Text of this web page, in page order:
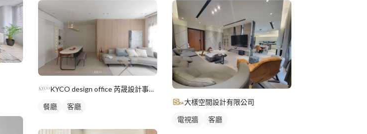
KYCO design office 芮晟設計事務所
餐廳 客廳
大樣空間設計有限公司
電視牆 客廳